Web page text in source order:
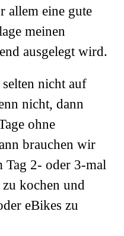
allem eine gute
meinen
ausgelegt wird.
nicht auf
nicht, dann
ohne
brauchen wir
Tag 2- oder 3-mal
kochen und
eBikes zu